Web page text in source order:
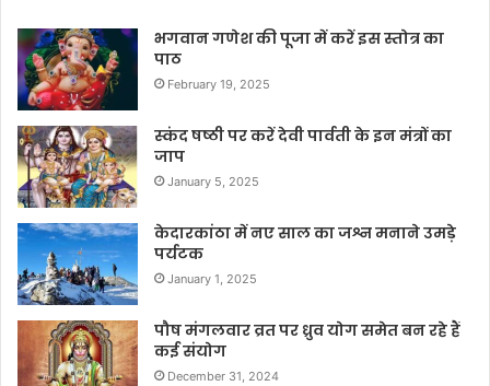
भगवान गणेश की पूजा में करें इस स्तोत्र का
पाठ
February 19, 2025
स्कंद षष्ठी पर करें देवी पार्वती के इन मंत्रों का
जाप
January 5, 2025
केदारकांठा में नए साल का जश्न मनाने उमड़े
पर्यटक
January 1, 2025
पौष मंगलवार व्रत पर ध्रुव योग समेत बन रहे हैं
कई संयोग
December 31, 2024